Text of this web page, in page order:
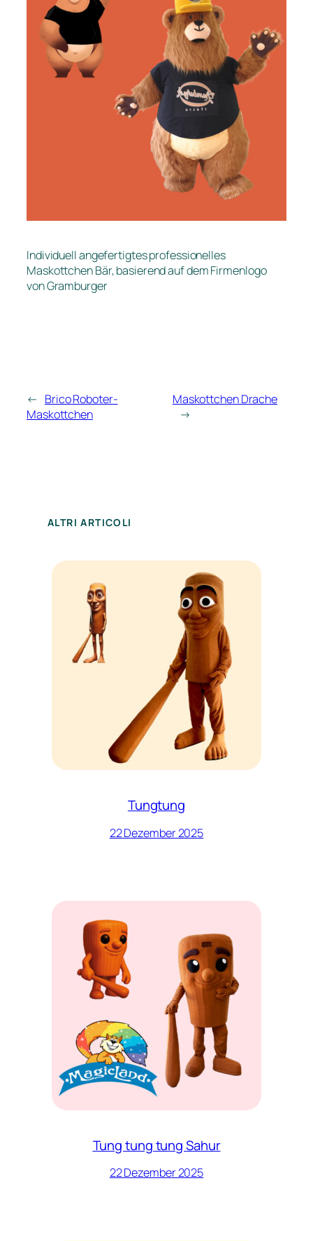
Individuell angefertigtes professionelles
Maskottchen Bär, basierend auf dem Firmenlogo
von Gramburger
← Brico Roboter-
Maskottchen
Maskottchen Drache
→
ALTRI ARTICOLI
Tungtung
22 Dezember 2025
Tung tung tung Sahur
22 Dezember 2025